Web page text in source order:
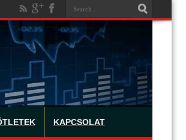
KAPCSOLAT